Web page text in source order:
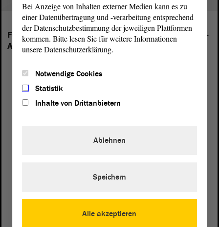
Folgende Fraktionen sind im Landtag von Sachsen-
Anhalt vertreten:
Bei Anzeige von Inhalten externer Medien kann es zu
einer Datenübertragung und -verarbeitung entsprechend
der Datenschutzbestimmung der jeweiligen Plattformen
kommen. Bitte lesen Sie für weitere Informationen
unsere Datenschutzerklärung.
Notwendige Cookies
Statistik
Inhalte von Drittanbietern
Alle akzeptieren
Ablehnen
Speichern